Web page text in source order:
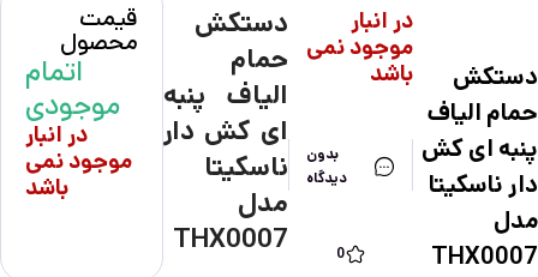
در انبار
موجود نمی
باشد
بدون
دیدگاه
0
دستکش
حمام الیاف
پنبه ای کش
دار ناسکیتا
مدل
THX0007
دستکش
حمام
الیاف پنبه
ای کش دار
ناسکیتا
مدل
THX0007
قیمت
محصول
اتمام
موجودی
در انبار
موجود نمی
باشد